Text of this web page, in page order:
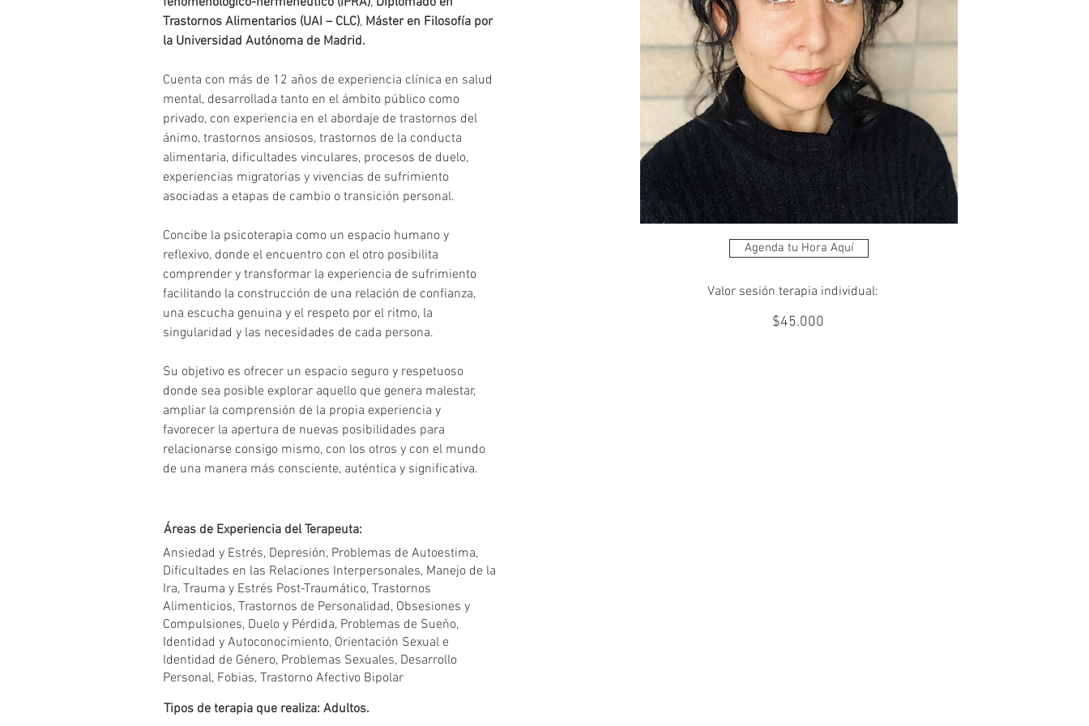
Trastornos Alimentarios (UAI – CLC), Máster en Filosofía por
la Universidad Autónoma de Madrid.
Cuenta con más de 12 años de experiencia clínica en salud
mental, desarrollada tanto en el ámbito público como
privado, con experiencia en el abordaje de trastornos del
ánimo, trastornos ansiosos, trastornos de la conducta
alimentaria, dificultades vinculares, procesos de duelo,
experiencias migratorias y vivencias de sufrimiento
asociadas a etapas de cambio o transición personal.
Concibe la psicoterapia como un espacio humano y
reflexivo, donde el encuentro con el otro posibilita
comprender y transformar la experiencia de sufrimiento
facilitando la construcción de una relación de confianza,
una escucha genuina y el respeto por el ritmo, la
singularidad y las necesidades de cada persona.
Su objetivo es ofrecer un espacio seguro y respetuoso
donde sea posible explorar aquello que genera malestar,
ampliar la comprensión de la propia experiencia y
favorecer la apertura de nuevas posibilidades para
relacionarse consigo mismo, con los otros y con el mundo
de una manera más consciente, auténtica y significativa.
Áreas de Experiencia del Terapeuta:
Ansiedad y Estrés, Depresión, Problemas de Autoestima,
Dificultades en las Relaciones Interpersonales, Manejo de la
Ira, Trauma y Estrés Post-Traumático, Trastornos
Alimenticios, Trastornos de Personalidad, Obsesiones y
Compulsiones, Duelo y Pérdida, Problemas de Sueño,
Identidad y Autoconocimiento, Orientación Sexual e
Identidad de Género, Problemas Sexuales, Desarrollo
Personal, Fobias, Trastorno Afectivo Bipolar
Tipos de terapia que realiza: Adultos.
Agenda tu Hora Aquí
Valor sesión terapia individual:
$45.000